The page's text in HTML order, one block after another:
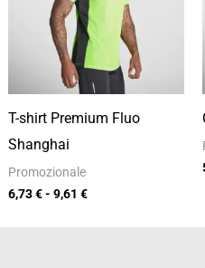
T-shirt Premium Fluo
Shanghai
Promozionale
6,73€- 9,61 €
a
9,61 €